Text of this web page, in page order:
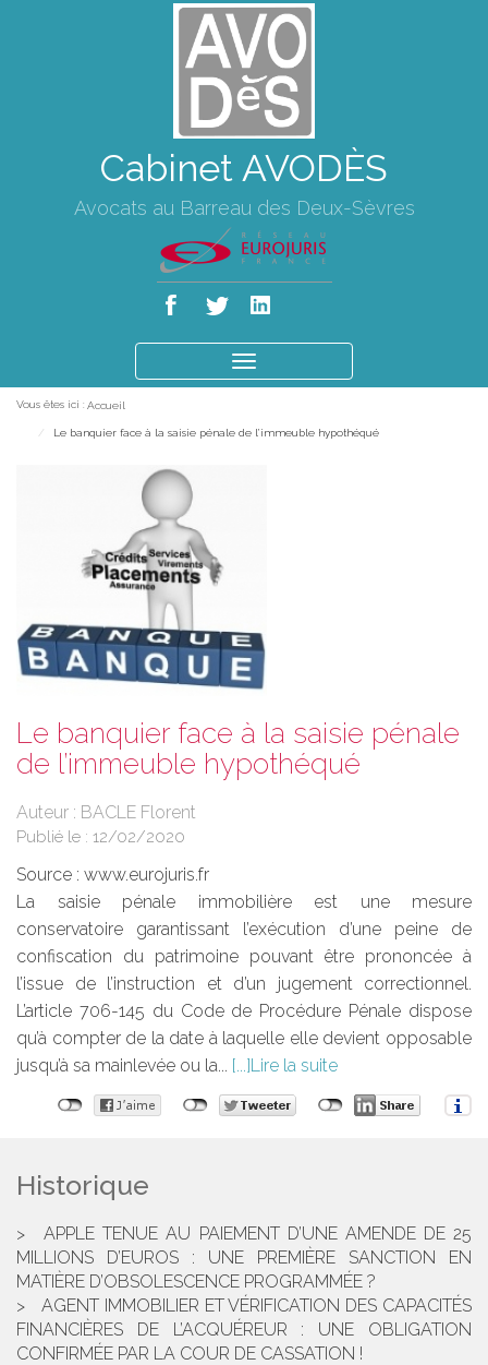
Cabinet AVODÈS
Avocats au Barreau des Deux-Sèvres
le
Vous êtes ici : Accueil
Le banquier face à la saisie pénale de l’immeuble hypothéqué
Le banquier face à la saisie pénale
de l’immeuble hypothéqué
Auteur : BACLE Florent
Publié le : 12/02/2020
Source : www.eurojuris.fr
La saisie pénale immobilière est une mesure
conservatoire garantissant l’exécution d’une peine de
confiscation du patrimoine pouvant être prononcée à
l’issue de l’instruction et d’un jugement correctionnel.
L’article 706-145 du Code de Procédure Pénale dispose
qu’à compter de la date à laquelle elle devient opposable
jusqu’à sa mainlevée ou la...
Lire la suite
Historique
APPLE TENUE AU PAIEMENT D’UNE AMENDE DE 25
MILLIONS D’EUROS : UNE PREMIÈRE SANCTION EN
MATIÈRE D’OBSOLESCENCE PROGRAMMÉE ?
AGENT IMMOBILIER ET VÉRIFICATION DES CAPACITÉS
FINANCIÈRES DE L’ACQUÉREUR : UNE OBLIGATION
CONFIRMÉE PAR LA COUR DE CASSATION !